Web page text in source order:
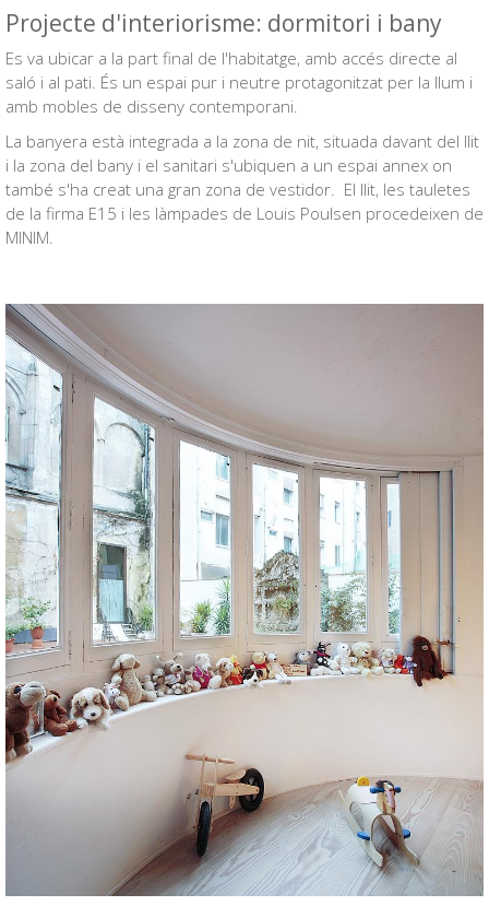
Projecte d'interiorisme: dormitori i bany
Es va ubicar a la part final de l'habitatge, amb accés directe al
saló i al pati. És un espai pur i neutre protagonitzat per la llum i
amb mobles de disseny contemporani.
La banyera està integrada a la zona de nit, situada davant del llit
i la zona del bany i el sanitari s'ubiquen a un espai annex on
també s'ha creat una gran zona de vestidor. El llit, les tauletes
de la firma E15 i les làmpades de Louis Poulsen procedeixen de
MINIM.